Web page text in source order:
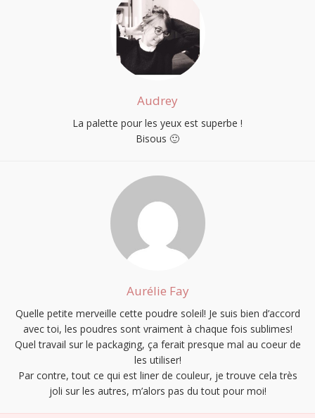
Audrey
La palette pour les yeux est superbe !
Bisous 🙂
Aurélie Fay
Quelle petite merveille cette poudre soleil! Je suis bien d’accord
avec toi, les poudres sont vraiment à chaque fois sublimes!
Quel travail sur le packaging, ça ferait presque mal au coeur de
les utiliser!
Par contre, tout ce qui est liner de couleur, je trouve cela très
joli sur les autres, m’alors pas du tout pour moi!